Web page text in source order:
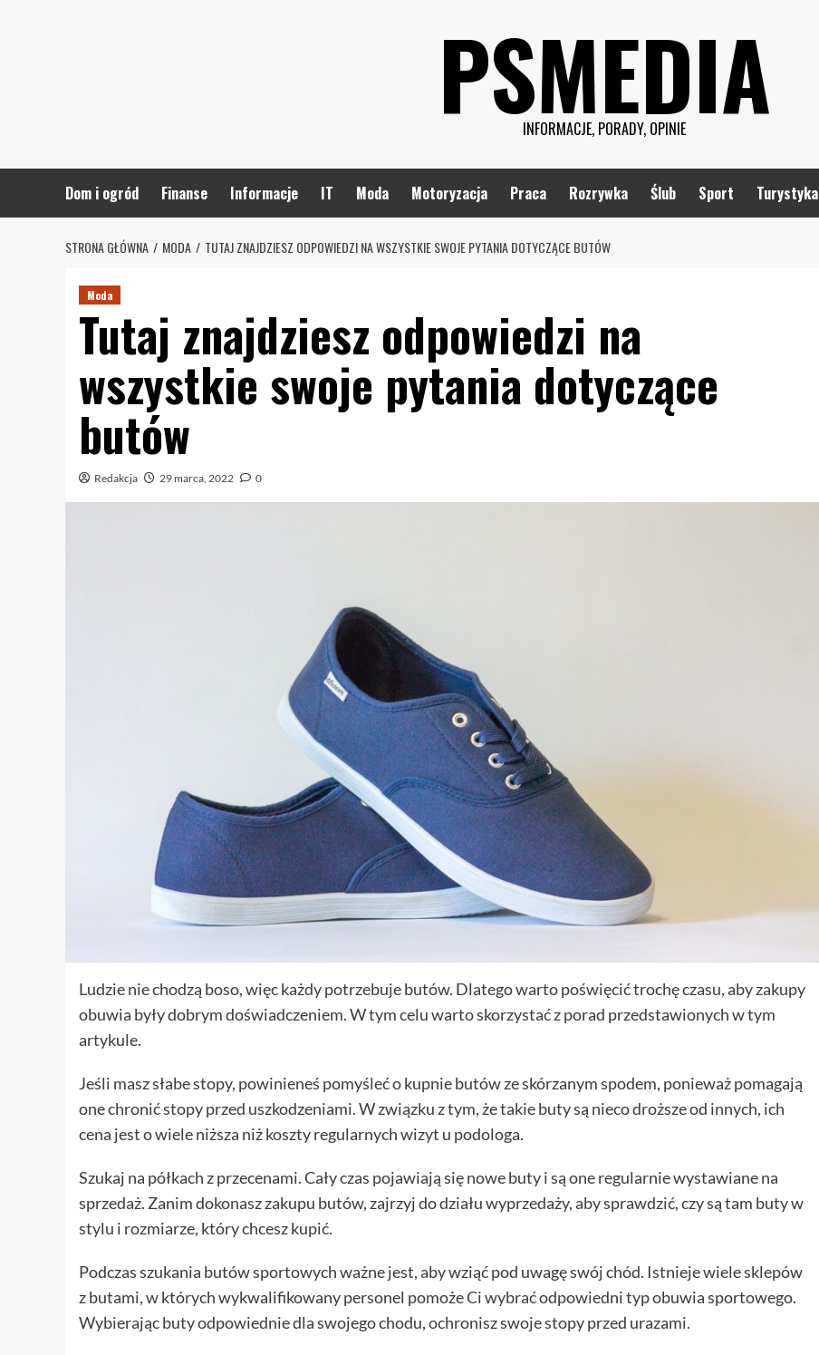
PSMEDIA
INFORMACJE, PORADY, OPINIE
Dom i ogród Finanse Informacje IT Moda Motoryzacja Praca Rozrywka Ślub Sport Turystyka
STRONA GŁÓWNA MODA TUTAJ ZNAJDZIESZ ODPOWIEDZI NA WSZYSTKIE SWOJE PYTANIA DOTYCZĄCE BUTÓW
Moda
Tutaj znajdziesz odpowiedzi na
wszystkie swoje pytania dotyczące
butów
Redakcja 29 marca, 2022 0
Ludzie nie chodzą boso, więc każdy potrzebuje butów. Dlatego warto poświęcić trochę czasu, aby zakupy
obuwia były dobrym doświadczeniem. W tym celu warto skorzystać z porad przedstawionych w tym
artykule.
Jeśli masz słabe stopy, powinieneś pomyśleć o kupnie butów ze skórzanym spodem, ponieważ pomagają
one chronić stopy przed uszkodzeniami. W związku z tym, że takie buty są nieco droższe od innych, ich
cena jest o wiele niższa niż koszty regularnych wizyt u podologa.
Szukaj na półkach z przecenami. Cały czas pojawiają się nowe buty i są one regularnie wystawiane na
sprzedaż. Zanim dokonasz zakupu butów, zajrzyj do działu wyprzedaży, aby sprawdzić, czy są tam buty w
stylu i rozmiarze, który chcesz kupić.
Podczas szukania butów sportowych ważne jest, aby wziąć pod uwagę swój chód. Istnieje wiele sklepów
z butami, w których wykwalifikowany personel pomoże Ci wybrać odpowiedni typ obuwia sportowego.
Wybierając buty odpowiednie dla swojego chodu, ochronisz swoje stopy przed urazami.